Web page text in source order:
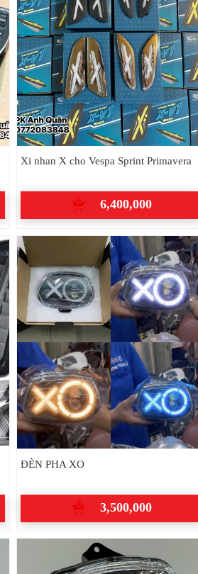
Xi nhan X cho Vespa Sprint Primavera
6,400,000
ĐÈN PHA XO
3,500,000